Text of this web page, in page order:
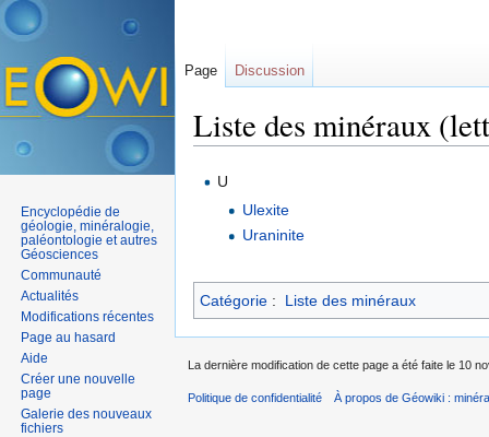
Liste des minéraux
U
Ulexite
Uraninite
Catégorie : Liste des minéraux
Page Discussion
Encyclopédie de
géologie, minéralogie,
paléontologie et autres
Géosciences
Communauté
Actualités
Modifications récentes
Page au hasard
Aide
Créer une nouvelle
page
Galerie des nouveaux
fichiers
La dernière modification de cette page a été faite le 10
Politique de confidentialité À propos de Géowiki :